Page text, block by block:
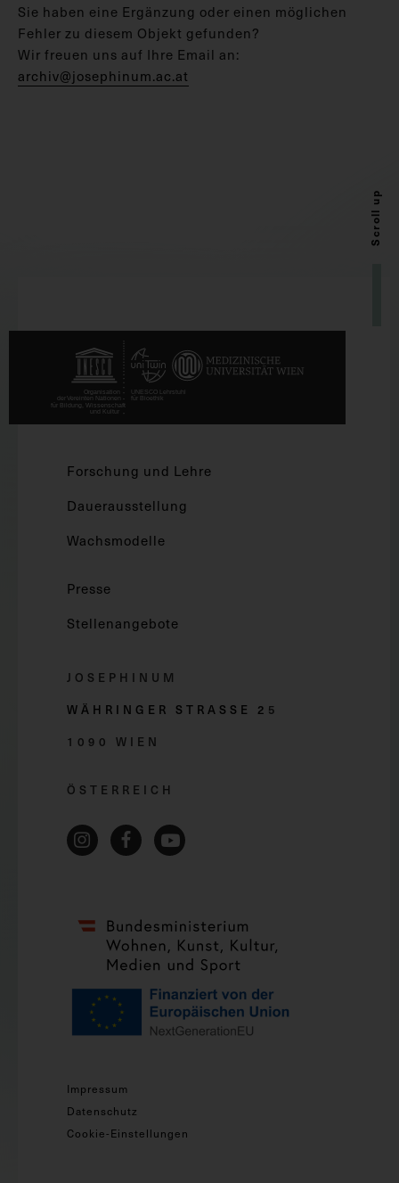
Sie haben eine Ergänzung oder einen möglichen
Fehler zu diesem Objekt gefunden?
Wir freuen uns auf Ihre Email an:
archiv@josephinum.ac.at
Scroll up
Forschung und Lehre
Dauerausstellung
Wachsmodelle
Presse
Stellenangebote
JOSEPHINUM
WÄHRINGER STRASSE 2 5
1090 WIEN
ÖSTERREICH
Impressum
Datenschutz
Cookie-Einstellungen